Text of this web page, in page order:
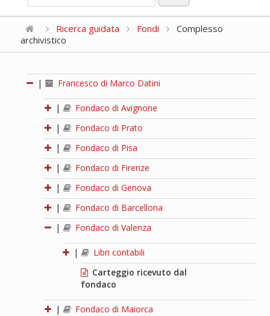
Ricerca guidata Fondi
Complesso
archivistico
| Francesco di Marco Datini
|
Fondaco di Avignone
|
Fondaco di Prato
|
Fondaco di Pisa
|
Fondaco di Firenze
|
Fondaco di Genova
|
Fondaco di Barcellona
|
Fondaco di Valenza
|
Libri contabili
Carteggio ricevuto dal
fondaco
|
Fondaco di Maiorca